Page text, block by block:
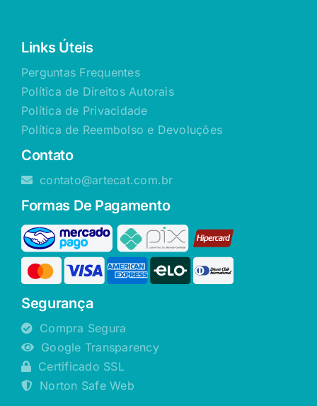
Links Úteis
Perguntas Frequentes
Política de Direitos Autorais
Política de Privacidade
Política de Reembolso e Devoluções
Contato
contato@artecat.com.br
Formas De Pagamento
Segurança
Compra Segura
Google Transparency
Certificado SSL
Norton Safe Web